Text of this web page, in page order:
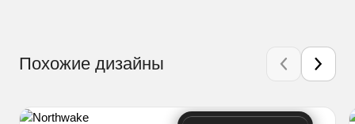
Похожие дизайны